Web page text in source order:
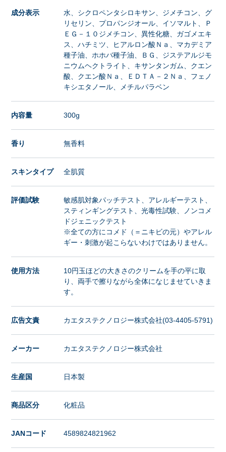
成分表示
水、シクロペンタシロキサン、ジメチコン、グ
リセリン、プロパンジオール、イソマルト、Ｐ
ＥＧ－１０ジメチコン、異性化糖、ガゴメエキ
ス、ハチミツ、ヒアルロン酸Ｎａ、マカデミア
種子油、ホホバ種子油、ＢＧ、ジステアルジモ
ニウムヘクトライト、キサンタンガム、クエン
酸、クエン酸Ｎａ、ＥＤＴＡ－２Ｎａ、フェノ
キシエタノール、メチルパラベン
内容量 300g
香り 無香料
スキンタイプ 全肌質
評価試験
敏感肌対象パッチテスト、アレルギーテスト、
スティンギングテスト、光毒性試験、ノンコメ
ドジェニックテスト
※全ての方にコメド（＝ニキビの元）やアレル
ギー・刺激が起こらないわけではありません。
使用方法
10円玉ほどの大きさのクリームを手の平に取
り、両手で擦りながら全体になじませていきま
す。
広告文責 カエタステクノロジー株式会社(03-4405-5791)
メーカー カエタステクノロジー株式会社
生産国 日本製
商品区分 化粧品
JANコード 4589824821962